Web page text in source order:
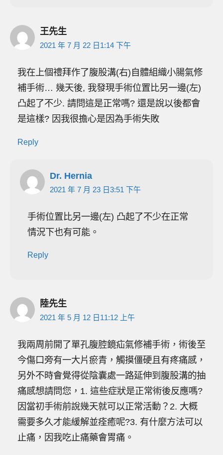
王先生
2021 年 7 月 22 日1:14 下午
我在上個禮拜作了腹股溝(右)自體組織小腸氣修
補手術… 幾天後, 我發現手術位置比另一邊(左)
凸起了不少. 請問這是正常嗎? 還是說以後都會
是這樣? 因我很擔心是因為手術失敗
Reply
Dr. Hernia
2021 年 7 月 23 日3:51 下午
手術位置比另一邊(左) 凸起了不少在正常
情況下也有可能。
Reply
陸先生
2021 年 5 月 12 日11:12 上午
我兩周前開了單孔腹腔鏡疝氣修補手術，術後至
今傷口旁有一大片瘀青，觸摸僵硬且有疼痛感，
另外不時會覺得從陰囊處一路延伸到腹股溝的抽
痛感想請問您，1. 這些症狀是正常術後反應嗎?
因當初手術前說幾天就可以正常活動？2. 大概
需要多久才能緩解並痊癒呢?3. 有什麼方法可以
止痛，因我吃止痛藥會胃痛。